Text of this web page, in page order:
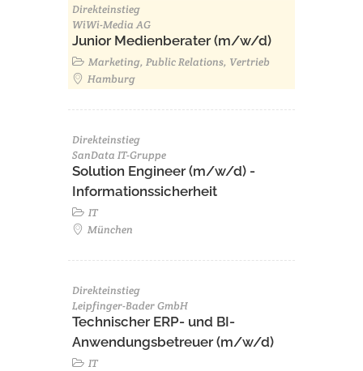
Direkteinstieg
WiWi-Media AG
Junior Medienberater (m/w/d)
Marketing, Public Relations, Vertrieb
Hamburg
Direkteinstieg
SanData IT-Gruppe
Solution Engineer (m/w/d) -
Informationssicherheit
IT
München
Direkteinstieg
Leipfinger-Bader GmbH
Technischer ERP- und BI-
Anwendungsbetreuer (m/w/d)
IT